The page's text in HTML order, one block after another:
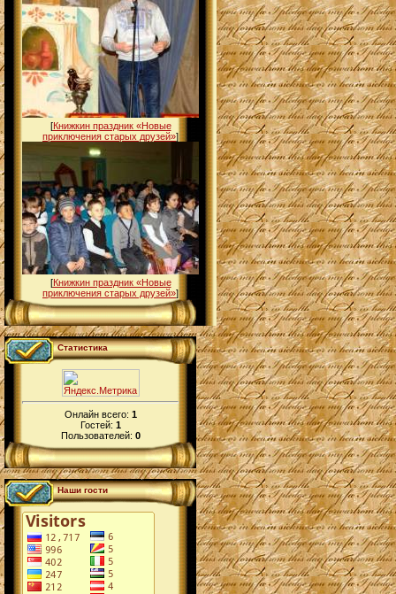
[Книжкин праздник «Новые
приключения старых друзей»]
[Книжкин праздник «Новые
приключения старых друзей»]
Статистика
Онлайн всего: 1
Гостей: 1
Пользователей: 0
Наши гости